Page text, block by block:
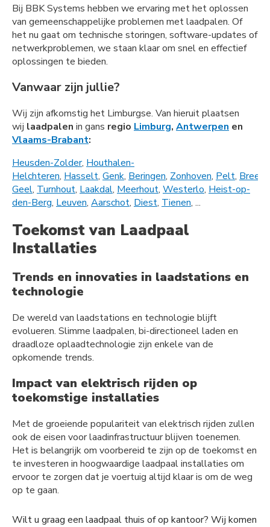
Bij BBK Systems hebben we ervaring met het oplossen
van gemeenschappelijke problemen met laadpalen. Of
het nu gaat om technische storingen, software-updates of
netwerkproblemen, we staan klaar om snel en effectief
oplossingen te bieden.
Vanwaar zijn jullie?
Wij zijn afkomstig het Limburgse. Van hieruit plaatsen
wij laadpalen in gans regio Limburg, Antwerpen en
Vlaams-Brabant:
Heusden-Zolder, Houthalen-
Helchteren, Hasselt, Genk, Beringen, Zonhoven, Pelt, Bree
Geel, Turnhout, Laakdal, Meerhout, Westerlo, Heist-op-
den-Berg, Leuven, Aarschot, Diest, Tienen, ...
Toekomst van Laadpaal
Installaties
Trends en innovaties in laadstations en
technologie
De wereld van laadstations en technologie blijft
evolueren. Slimme laadpalen, bi-directioneel laden en
draadloze oplaadtechnologie zijn enkele van de
opkomende trends.
Impact van elektrisch rijden op
toekomstige installaties
Met de groeiende populariteit van elektrisch rijden zullen
ook de eisen voor laadinfrastructuur blijven toenemen.
Het is belangrijk om voorbereid te zijn op de toekomst en
te investeren in hoogwaardige laadpaal installaties om
ervoor te zorgen dat je voertuig altijd klaar is om de weg
op te gaan.
Wilt u graag een laadpaal thuis of op kantoor? Wij komen